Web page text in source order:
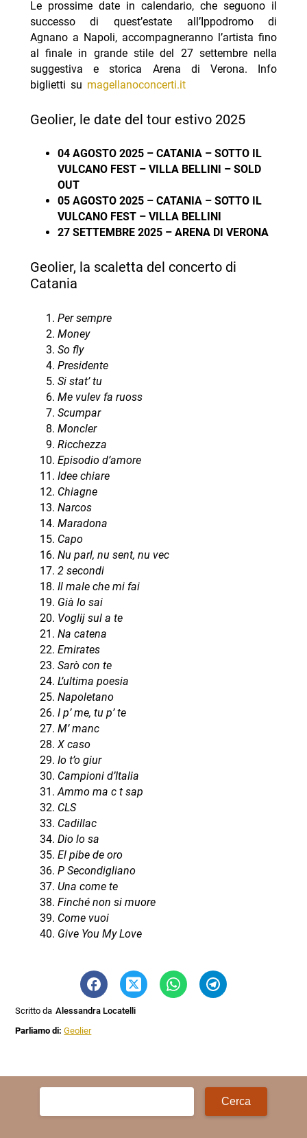
Le prossime date in calendario, che seguono il
successo di quest’estate all’Ippodromo di
Agnano a Napoli, accompagneranno l’artista fino
al finale in grande stile del 27 settembre nella
suggestiva e storica Arena di Verona. Info
biglietti su magellanoconcerti.it
Geolier, le date del tour estivo 2025
04 AGOSTO 2025 – CATANIA – SOTTO IL
VULCANO FEST – VILLA BELLINI – SOLD
OUT
05 AGOSTO 2025 – CATANIA – SOTTO IL
VULCANO FEST – VILLA BELLINI
27 SETTEMBRE 2025 – ARENA DI VERONA
Geolier, la scaletta del concerto di
Catania
Per sempre
Money
So fly
Presidente
Si stat’ tu
Me vulev fa ruoss
Scumpar
Moncler
Ricchezza
Episodio d’amore
Idee chiare
Chiagne
Narcos
Maradona
Capo
Nu parl, nu sent, nu vec
2 secondi
Il male che mi fai
Già lo sai
Voglij sul a te
Na catena
Emirates
Sarò con te
L’ultima poesia
Napoletano
I p’ me, tu p’ te
M’ manc
X caso
Io t’o giur
Campioni d’Italia
Ammo ma c t sap
CLS
Cadillac
Dio lo sa
El pibe de oro
P Secondigliano
Una come te
Finché non si muore
Come vuoi
Give You My Love
Scritto da Alessandra Locatelli
Parliamo di:Geolier
Ricerca